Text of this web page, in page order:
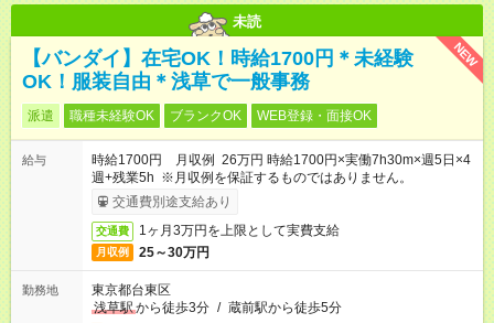
未読
NEW
【バンダイ】在宅OK！時給1700円＊未経験
OK！服装自由＊浅草で一般事務
派遣 職種未経験OK ブランクOK WEB登録・面接OK
給与
時給1700円 月収例 26万円 時給1700円×実働7h30m×週5日×4
週+残業5h ※月収例を保証するものではありません。
交通費別途支給あり
交通費 1ヶ月3万円を上限として実費支給
月収例 25～30万円
勤務地
東京都台東区
浅草駅から徒歩3分 / 蔵前駅から徒歩5分